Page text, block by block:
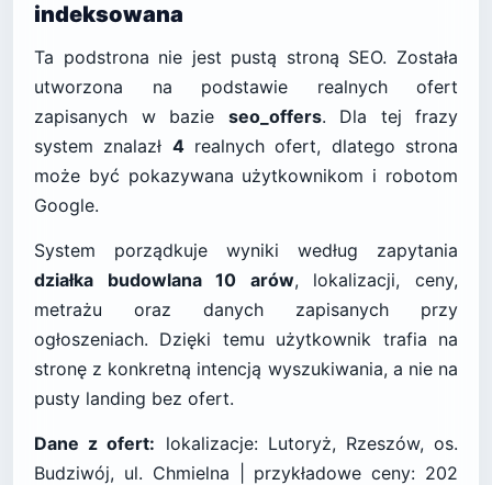
indeksowana
Ta podstrona nie jest pustą stroną SEO. Została
utworzona na podstawie realnych ofert
zapisanych w bazie seo_offers. Dla tej frazy
system znalazł 4realnych ofert, dlatego strona
może być pokazywana użytkownikom i robotom
Google.
System porządkuje wyniki według zapytania
działka budowlana 10 arów, lokalizacji, ceny,
metrażu oraz danych zapisanych przy
ogłoszeniach. Dzięki temu użytkownik trafia na
stronę z konkretną intencją wyszukiwania, a nie na
pusty landing bez ofert.
Dane z ofert: lokalizacje: Lutoryż, Rzeszów, os.
Budziwój, ul. Chmielna | przykładowe ceny: 202